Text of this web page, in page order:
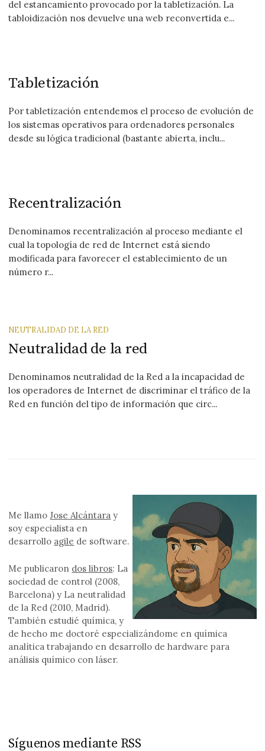
del estancamiento provocado por la tabletización. La
tabloidización nos devuelve una web reconvertida e...
Tabletización
Por tabletización entendemos el proceso de evolución de
los sistemas operativos para ordenadores personales
desde su lógica tradicional (bastante abierta, inclu...
Recentralización
Denominamos recentralización al proceso mediante el
cual la topología de red de Internet está siendo
modificada para favorecer el establecimiento de un
número r...
NEUTRALIDAD DE LA RED
Neutralidad de la red
Denominamos neutralidad de la Red a la incapacidad de
los operadores de Internet de discriminar el tráfico de la
Red en función del tipo de información que circ...
Me llamoJose Alcántara y
soy especialista en
desarrollo agile de software.
Me publicaron dos libros: La
sociedad de control (2008,
Barcelona) y La neutralidad
de la Red (2010, Madrid).
También estudié química, y
de hecho me doctoré especializándome en química
analítica trabajando en desarrollo de hardware para
análisis químico con láser.
Síguenos mediante RSS